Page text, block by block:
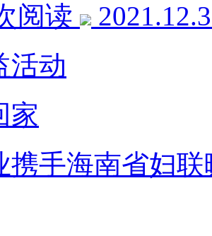
阅读
活动
家
携手海南省妇